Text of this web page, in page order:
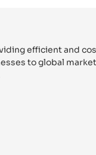
efficient and
to global